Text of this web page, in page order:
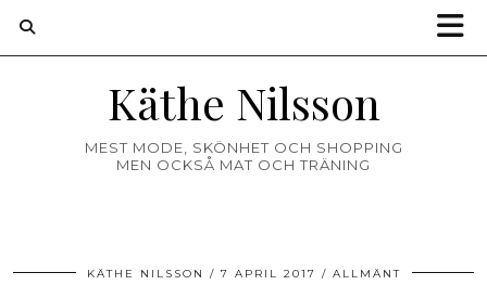
Käthe Nilsson
MEST MODE, SKÖNHET OCH SHOPPING
MEN OCKSÅ MAT OCH TRÄNING
KÄTHE NILSSON 7 APRIL 2017 ALLMÄNT